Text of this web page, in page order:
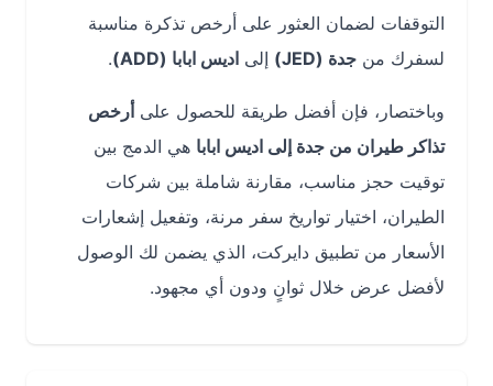
التوقفات لضمان العثور على أرخص تذكرة مناسبة
لسفرك منجدة (JED) إلىاديس ابابا (ADD) .
وباختصار، فإن أفضل طريقة للحصول علىأرخص
تذاكر طيران من جدة إلى اديس اباباهي الدمج بين
توقيت حجز مناسب، مقارنة شاملة بين شركات
الطيران، اختيار تواريخ سفر مرنة، وتفعيل إشعارات
الأسعار من تطبيق دايركت، الذي يضمن لك الوصول
لأفضل عرض خلال ثوانٍ ودون أي مجهود.